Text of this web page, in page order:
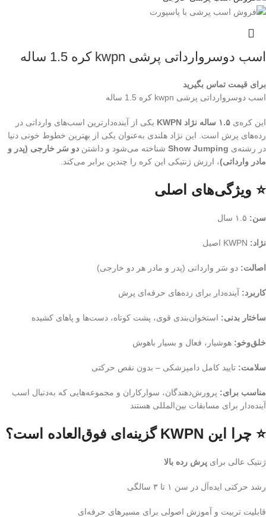
اسب دوسروارداتی پرشی kwpn کره 1.5 ساله
برای قیمت تماس بگیرید
اسب دوسروارداتی پرشی kwpn کره 1.5 ساله
این کره‌ی ۱.۵ ساله نژاد KWPN
یکی از آینده‌دارترین اسب‌های وارداتی در
رده‌های پرش است. این نژاد هلندی به‌عنوان یکی از بهترین خطوط خونی دنیا
در رشته‌ی Show Jumping شناخته می‌شود و داشتن دو سَر خارجی (پدر و
مادر وارداتی)، ارزش ژنتیکی این کره را چندین برابر می‌کند.
⭐ ویژگی‌های اصلی
سن:
نژاد:
اصالت: دو سَر وارداتی (پدر و مادر هر دو خارجی)
کاربرد: آینده‌دار برای رده‌های حرفه‌ای پرش
ساختار بدنی: استخوان‌بندی قوی، پشت کوتاه، دست‌ها و پاهای کشیده
خلق‌وخو: هوشیار، فعال و بسیار باهوش
سلامت: تایید کامل دامپزشکی – بدون نقص حرکتی
مناسب برای: پرورش‌دهندگان، سوارکاران و مجموعه‌هایی که به‌دنبال اسب
آینده‌دار برای مسابقات بین‌المللی هستند
⭐ چرا این KWPN گزینه‌ای فوق‌العاده است؟
ژنتیک عالی برای پرش رده بالا
رشد حرکتی ایده‌آل در سن ۱ تا ۳ سالگی
قابلیت تربیت و آموزش اصولی برای مسیرهای حرفه‌ای